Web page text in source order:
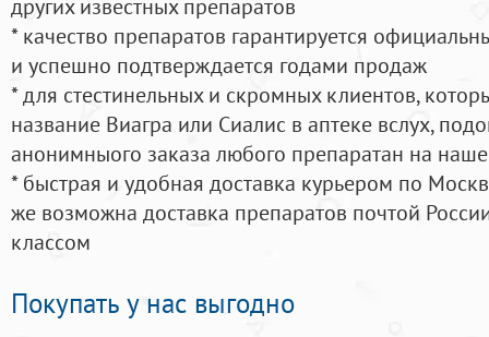
других известных препаратов
* качество препаратов гарантируется
и успешно подтверждается годами продаж
* для стестинельных и скромных клиентов,
название Виагра или Сиалис в аптеке вслух,
анонимныого заказа любого препаратан на
* быстрая и удобная доставка курьером по
же возможна доставка препаратов почтой
классом
Покупать у нас выгодно